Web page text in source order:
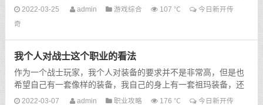
们随便去一个网吧，还是能够看到有一些玩家在玩传奇。团体...
2022-03-25 admin 游戏综合 107 ℃
今日新开传
奇
我个人对战士这个职业的看法
作为一个战士玩家，我个人对装备的要求并不是非常高，但是也
希望自己有一套像样的装备，我自己的身上有一套祖玛装备，还
有一把裁决武器，装备也算是中规中矩，当然我想要更好的赤
2022-03-07 admin 职业攻略 176 ℃
今日新开传